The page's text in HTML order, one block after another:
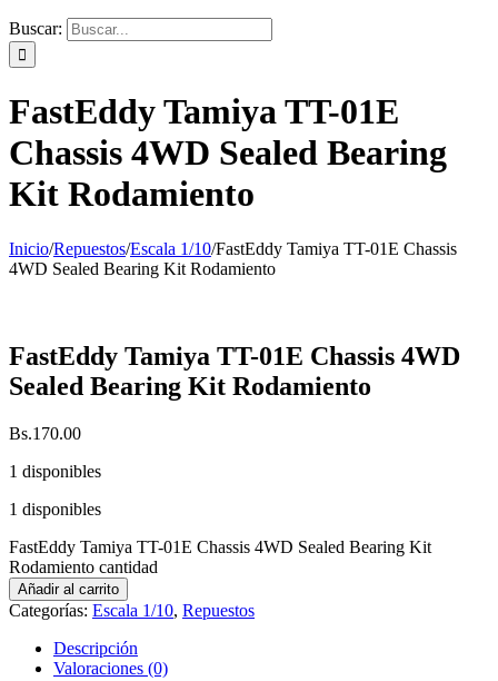
Buscar:
FastEddy Tamiya TT-01E
Chassis 4WD Sealed Bearing
Kit Rodamiento
Inicio/Repuestos/Escala 1/10/FastEddy Tamiya TT-01E Chassis
4WD Sealed Bearing Kit Rodamiento
FastEddy Tamiya TT-01E Chassis 4WD
Sealed Bearing Kit Rodamiento
Bs.170.00
1 disponibles
1 disponibles
FastEddy Tamiya TT-01E Chassis 4WD Sealed Bearing Kit
Rodamiento cantidad
Añadir al carrito
Categorías: Escala 1/10, Repuestos
Descripción
Valoraciones (0)